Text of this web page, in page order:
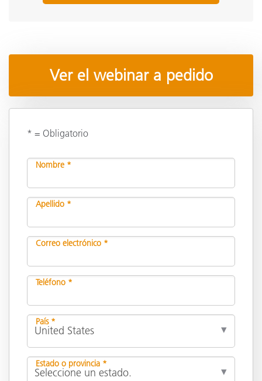
Ver el webinar a pedido
* = Obligatorio
Nombre *
Apellido *
Correo electrónico *
Teléfono *
País *
Estado o provincia *